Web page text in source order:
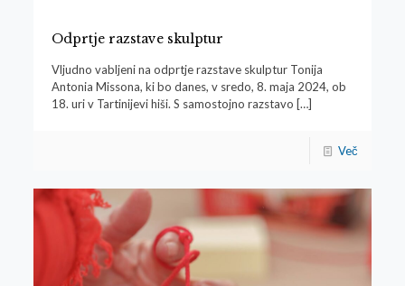
Odprtje razstave skulptur
Vljudno vabljeni na odprtje razstave skulptur Tonija
Antonia Missona, ki bo danes, v sredo, 8. maja 2024, ob
18. uri v Tartinijevi hiši. S samostojno razstavo […]
Več